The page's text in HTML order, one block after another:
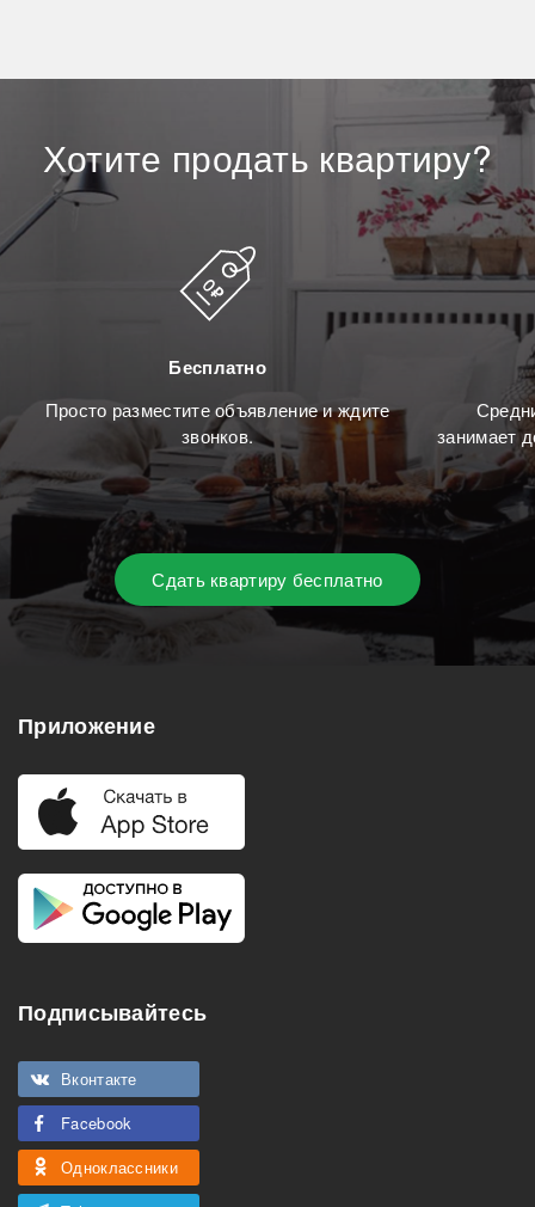
Хотите продать квартиру?
Бесплатно
Просто разместите объявление и ждите
звонков.
занимает
Сдать квартиру бесплатно
Приложение
Подписывайтесь
Вконтакте
Facebook
Одноклассники